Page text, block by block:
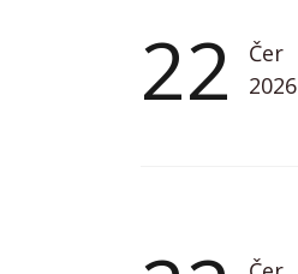
22
Čer
2026